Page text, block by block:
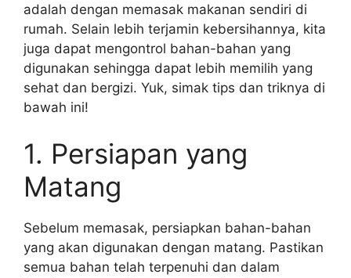
adalah dengan memasak makanan sendiri di
rumah. Selain lebih terjamin kebersihannya, kita
juga dapat mengontrol bahan-bahan yang
digunakan sehingga dapat lebih memilih yang
sehat dan bergizi. Yuk, simak tips dan triknya di
bawah ini!
1. Persiapan yang
Matang
Sebelum memasak, persiapkan bahan-bahan
yang akan digunakan dengan matang. Pastikan
semua bahan telah terpenuhi dan dalam